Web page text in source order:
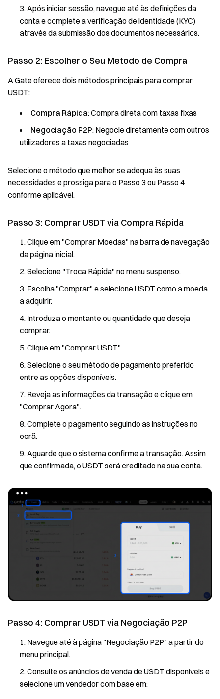
Após iniciar sessão, navegue até às definições da
conta e complete a verificação de identidade (KYC)
através da submissão dos documentos necessários.
Passo 2: Escolher o Seu Método de Compra
A Gate oferece dois métodos principais para comprar
USDT:
Compra Rápida: Compra direta com taxas fixas
Negociação P2P: Negocie diretamente com outros
utilizadores a taxas negociadas
Selecione o método que melhor se adequa às suas
necessidades e prossiga para o Passo 3 ou Passo 4
conforme aplicável.
Passo 3: Comprar USDT via Compra Rápida
Clique em "Comprar Moedas" na barra de navegação
da página inicial.
Selecione "Troca Rápida" no menu suspenso.
Escolha "Comprar" e selecione USDT como a moeda
a adquirir.
Introduza o montante ou quantidade que deseja
comprar.
Clique em "Comprar USDT".
Selecione o seu método de pagamento preferido
entre as opções disponíveis.
Reveja as informações da transação e clique em
"Comprar Agora".
Complete o pagamento seguindo as instruções no
ecrã.
Aguarde que o sistema confirme a transação. Assim
que confirmada, o USDT será creditado na sua conta.
Passo 4: Comprar USDT via Negociação P2P
Navegue até à página "Negociação P2P" a partir do
menu principal.
Consulte os anúncios de venda de USDT disponíveis e
selecione um vendedor com base em: